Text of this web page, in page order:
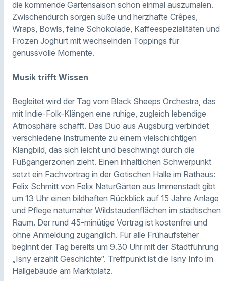
die kommende Gartensaison schon einmal auszumalen.
Zwischendurch sorgen süße und herzhafte Crêpes,
Wraps, Bowls, feine Schokolade, Kaffeespezialitäten und
Frozen Joghurt mit wechselnden Toppings für
genussvolle Momente.
Musik trifft Wissen
Begleitet wird der Tag vom Black Sheeps Orchestra, das
mit Indie-Folk-Klängen eine ruhige, zugleich lebendige
Atmosphäre schafft. Das Duo aus Augsburg verbindet
verschiedene Instrumente zu einem vielschichtigen
Klangbild, das sich leicht und beschwingt durch die
Fußgängerzonen zieht. Einen inhaltlichen Schwerpunkt
setzt ein Fachvortrag in der Gotischen Halle im Rathaus:
Felix Schmitt von Felix NaturGärten aus Immenstadt gibt
um 13 Uhr einen bildhaften Rückblick auf 15 Jahre Anlage
und Pflege naturnaher Wildstaudenflächen im städtischen
Raum. Der rund 45-minütige Vortrag ist kostenfrei und
ohne Anmeldung zugänglich. Für alle Frühaufsteher
beginnt der Tag bereits um 9.30 Uhr mit der Stadtführung
„Isny erzählt Geschichte“. Treffpunkt ist die Isny Info im
Hallgebäude am Marktplatz.